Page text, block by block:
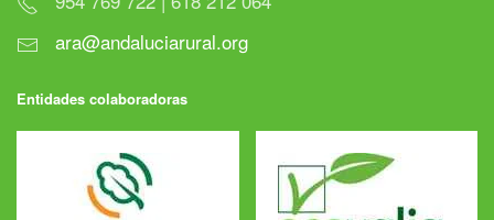
ara@andaluciarural.org
Entidades colaboradoras